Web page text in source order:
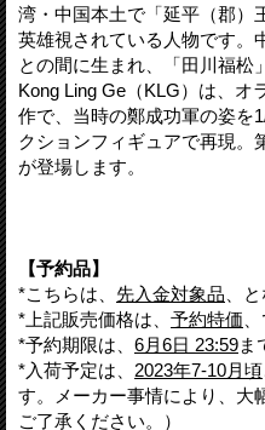
湾・中国本土で「延平（郡）
英雄視されている人物です。
との間に生まれ、「田川福松
Kong Ling Ge（KLG）は、オ
作で、当時の鄭成功軍の姿を
クションフィギュアで再現。
が登場します。
【予約品】
*こちらは、 先入金対象品 、
*上記販売価格は、 予約特価
*予約期限は、 6月6日 23:59ま
*入荷予定は、 2023年7-10月頃
す。メーカー事情により、大
ご了承ください。）